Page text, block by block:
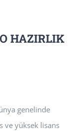
HAZIRLIK
genelinde
ve yüksek lisans